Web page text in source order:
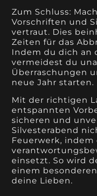
Zum Schluss:
Vorschriften und
vertraut. Dies
Zeiten für das
Indem du dich an
vermeidest du
Überraschungen
neue Jahr starten.
Mit der richtigen
entspannten
sicheren und
Silvesterabend
Feuerwerk, indem
einsetzt. So wird
einem
deine Lieben.